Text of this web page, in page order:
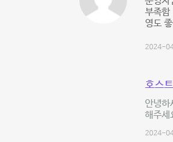
부족함
영도
2024-
호스
안녕하
해주
2024-